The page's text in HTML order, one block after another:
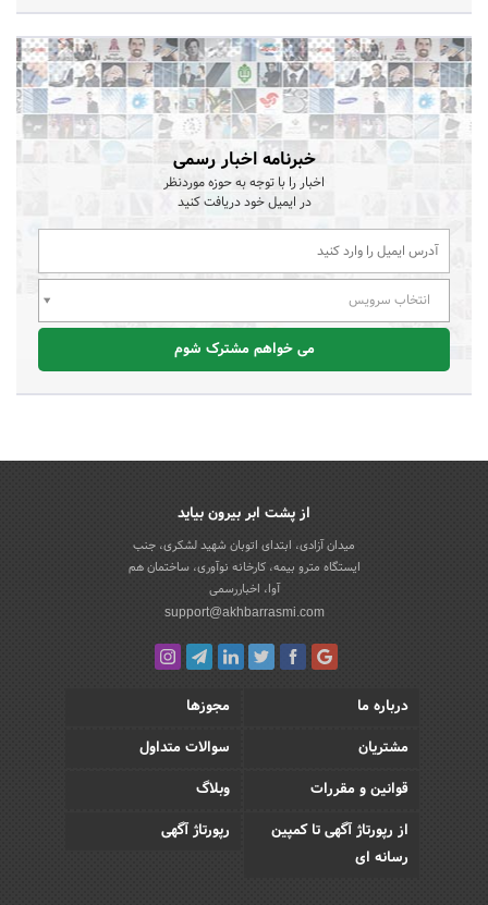
خبرنامه اخبار رسمی
اخبار را با توجه به حوزه موردنظر
در ایمیل خود دریافت کنید
انتخاب سرویس
می خواهم مشترک شوم
از پشت ابر بیرون بیاید
میدان آزادی، ابتدای اتوبان شهید لشکری، جنب
ایستگاه مترو بیمه، کارخانه نوآوری، ساختمان هم
آوا، اخباررسمی
support@akhbarrasmi.com
درباره ما
مجوزها
مشتریان
سوالات متداول
قوانین و مقررات
وبلاگ
از رپورتاژ آگهی تا کمپین
رسانه ای
رپورتاژ آگهی